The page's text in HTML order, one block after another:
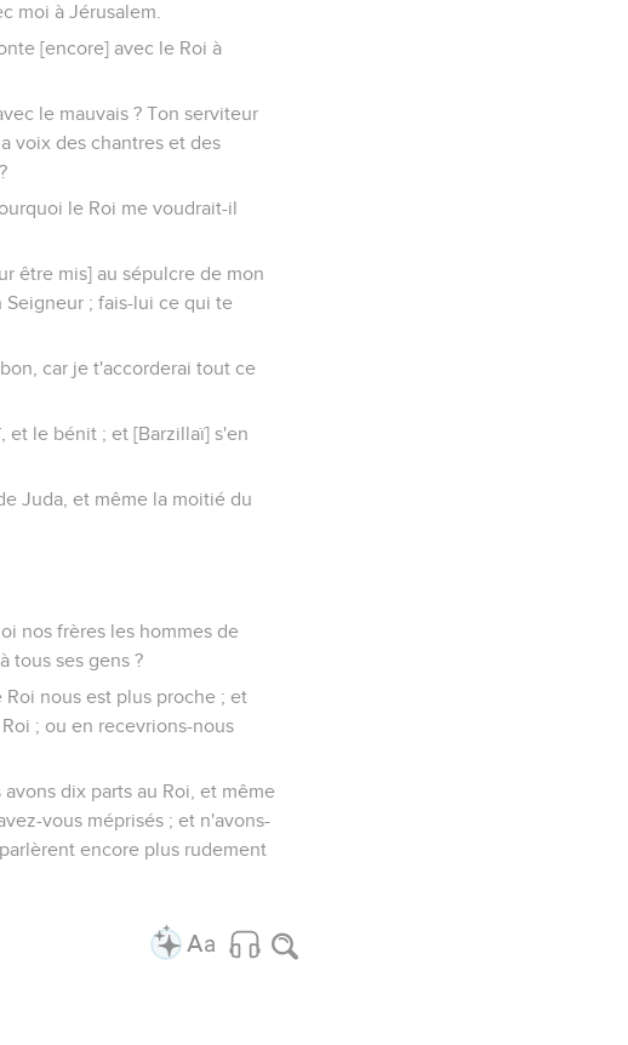
moi à Jérusalem.
[encore] avec le Roi à
le mauvais ? Ton serviteur
voix des chantres et des
le Roi me voudrait-il
être mis] au sépulcre de mon
Seigneur ; fais-lui ce qui te
car je t'accorderai tout ce
et le bénit ; et [Barzillaï] s'en
Juda, et même la moitié du
nos frères les hommes de
tous ses gens ?
nous est plus proche ; et
; ou en recevrions-nous
dix parts au Roi, et même
vous méprisés ; et n'avons-
encore plus rudement